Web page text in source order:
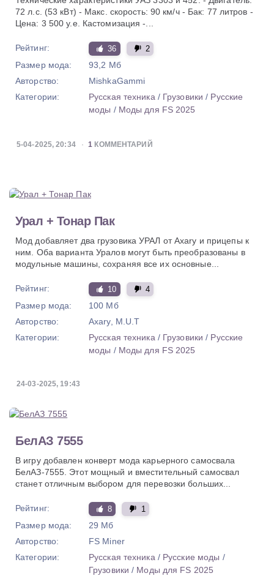
72 л.с. (53 кВт) - Макс. скорость: 90 км/ч - Бак: 77 литров -
Цена: 3 500 у.е. Кастомизация -...
Рейтинг: 36 2
Размер мода:
93,2 Мб
Авторство:
MishkaGammi
Категории:
Русская техника / Грузовики / Русские
моды / Моды для FS 2025
5-04-2025, 20:34 1 КОММЕНТАРИЙ
Урал + Тонар Пак
Мод добавляет два грузовика УРАЛ от Axary и прицепы к
ним. Оба варианта Уралов могут быть преобразованы в
модульные машины, сохраняя все их основные...
Рейтинг: 10 4
Размер мода:
100 Мб
Авторство:
Axary, M.U.T
Категории:
Русская техника / Грузовики / Русские
моды / Моды для FS 2025
24-03-2025, 19:43
БелАЗ 7555
В игру добавлен конверт мода карьерного самосвала
БелАЗ-7555. Этот мощный и вместительный самосвал
станет отличным выбором для перевозки больших...
Рейтинг: 8 1
Размер мода:
29 Мб
Авторство:
FS Miner
Категории:
Русская техника / Русские моды /
Грузовики / Моды для FS 2025